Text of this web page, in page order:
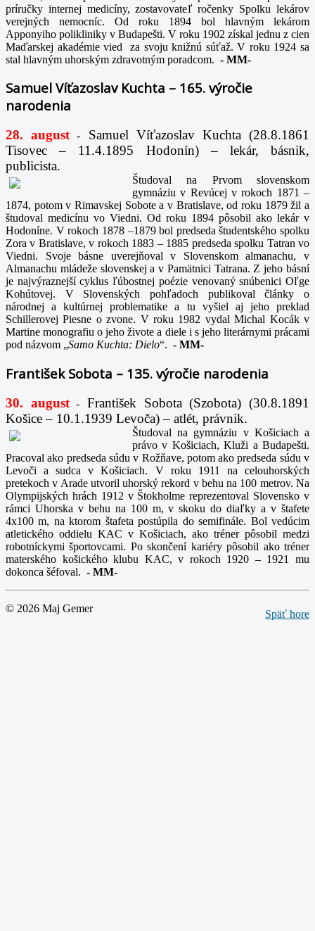
príručky internej medicíny, zostavovateľ ročenky Spolku lekárov
verejných nemocníc. Od roku 1894 bol hlavným lekárom
Apponyiho polikliniky v Budapešti. V roku 1902 získal jednu z cien
Maďarskej akadémie vied za svoju knižnú súťaž. V roku 1924 sa
stal hlavným uhorským zdravotným poradcom. - MM-
Samuel Víťazoslav Kuchta – 165. výročie
narodenia
28. august -
Samuel Víťazoslav Kuchta (28.8.1861
Tisovec – 11.4.1895 Hodonín) – lekár, básnik,
publicista.
Študoval na Prvom slovenskom
gymnáziu v Revúcej v rokoch 1871 –
1874, potom v Rimavskej Sobote a v Bratislave, od roku 1879 žil a
študoval medicínu vo Viedni. Od roku 1894 pôsobil ako lekár v
Hodoníne. V rokoch 1878 –1879 bol predseda študentského spolku
Zora v Bratislave, v rokoch 1883 – 1885 predseda spolku Tatran vo
Viedni. Svoje básne uverejňoval v Slovenskom almanachu, v
Almanachu mládeže slovenskej a v Pamätnici Tatrana. Z jeho básní
je najvýraznejší cyklus ľúbostnej poézie venovaný snúbenici Oľge
Kohútovej. V Slovenských pohľadoch publikoval články o
národnej a kultúrnej problematike a tu vyšiel aj jeho preklad
Schillerovej Piesne o zvone. V roku 1982 vydal Michal Kocák v
Martine monografiu o jeho živote a diele i s jeho literárnymi prácami
pod názvom „Samo Kuchta: Dielo“. - MM-
František Sobota – 135. výročie narodenia
30. august-
František Sobota (Szobota) (30.8.1891
Košice – 10.1.1939 Levoča) – atlét, právnik.
Študoval na gymnáziu v Košiciach a
právo v Košiciach, Kluži a Budapešti.
Pracoval ako predseda súdu v Rožňave, potom ako predseda súdu v
Levoči a sudca v Košiciach. V roku 1911 na celouhorských
pretekoch v Arade utvoril uhorský rekord v behu na 100 metrov. Na
Olympijských hrách 1912 v Štokholme reprezentoval Slovensko v
rámci Uhorska v behu na 100 m, v skoku do diaľky a v štafete
4x100 m, na ktorom štafeta postúpila do semifinále. Bol vedúcim
atletického oddielu KAC v Košiciach, ako tréner pôsobil medzi
robotníckymi športovcami. Po skončení kariéry pôsobil ako tréner
materského košického klubu KAC, v rokoch 1920 – 1921 mu
dokonca šéfoval. - MM-
Späť hore
© 2026 Maj Gemer